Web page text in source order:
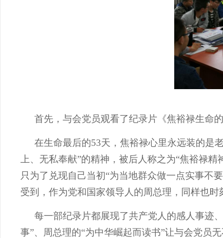
首先，与会党员观看了纪录片 《焦裕禄生命
在生命最后的53天，焦裕禄心里永远装的是
上、无私奉献”的精神，被后人称之为“焦裕禄精
只为了兑现自己当初“为当地群众做一点实事不
受到，作为党和国家领导人的周总理，同样也
每一部纪录片都展现了共产党人的感人事迹
事”、周总理的“为中华崛起而读书”让与会党员